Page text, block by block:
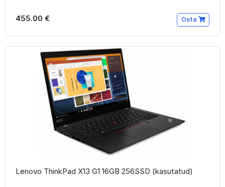
455.00 € Osta
Lenovo ThinkPad X13 G1 16GB 256SSD (kasutatud)